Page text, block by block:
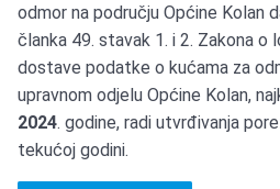
odmor na području Općine Kolan
članka 49. stavak 1. i 2. Zakona o
dostave podatke o kućama za
upravnom odjelu Općine Kolan,
2024. godine, radi utvrđivanja
tekućoj godini.